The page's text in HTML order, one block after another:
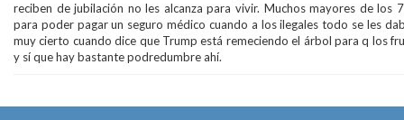
reciben de jubilación no les alcanza para vivir. Muchos mayores de los
para poder pagar un seguro médico cuando a los ilegales todo se les
muy cierto cuando dice que Trump está remeciendo el árbol para q los
y sí que hay bastante podredumbre ahí.